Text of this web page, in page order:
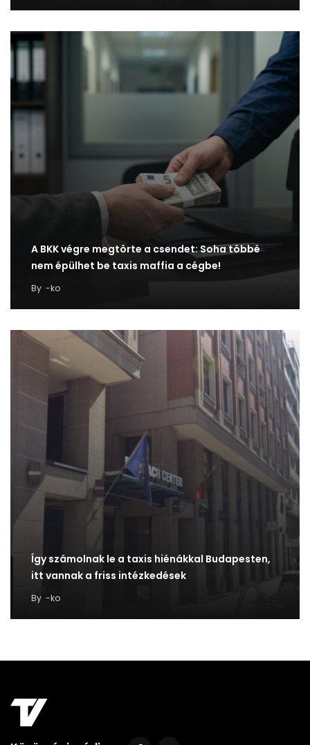
A BKK végre megtörte a csendet: Soha többé
nem épülhet be taxis maffia a cégbe!
By -ko
Így számolnak le a taxis hiénákkal Budapesten,
itt vannak a friss intézkedések
By -ko